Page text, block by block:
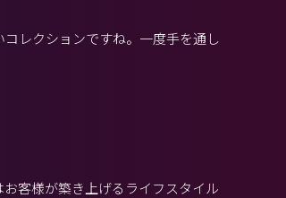
レクションですね。一度手を通し
客様が築き上げるライフスタイル